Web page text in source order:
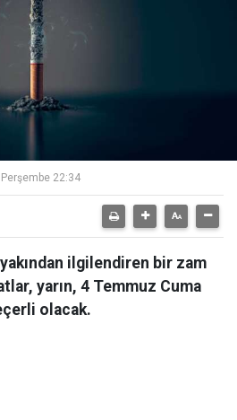
22:34
yakından ilgilendiren bir zam
yarın, 4 Temmuz Cuma
olacak.